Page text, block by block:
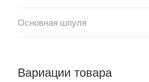
Основная шпуля
Вариации товара